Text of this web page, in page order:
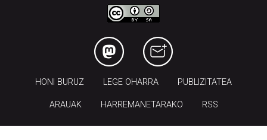
HONI BURUZ LEGE OHARRA PUBLIZITATEA
ARAUAK HARREMANETARAKO RSS